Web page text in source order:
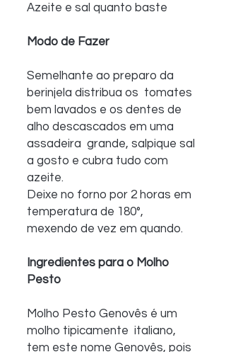
Azeite e sal quanto baste
Modo de Fazer
Semelhante ao preparo da
berinjela distribua os  tomates
bem lavados e os dentes de
alho descascados em uma
assadeira  grande, salpique sal
a gosto e cubra tudo com
azeite.
Deixe no forno por 2 horas em
temperatura de 180°,
mexendo de vez em quando.
Ingredientes para o Molho
Pesto
Molho Pesto Genovês é um
molho tipicamente  italiano,
tem este nome Genovês, pois